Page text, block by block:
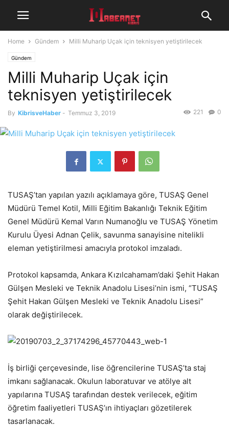
Home Gündem Milli Muharip Uçak için teknisyen yetiştirilecek
Gündem
Milli Muharip Uçak için
teknisyen yetiştirilecek
By KibrisveHaber - Temmuz 3, 2019 0
221
TUSAŞ’tan yapılan yazılı açıklamaya göre, TUSAŞ Genel
Müdürü Temel Kotil, Milli Eğitim Bakanlığı Teknik Eğitim
Genel Müdürü Kemal Varın Numanoğlu ve TUSAŞ Yönetim
Kurulu Üyesi Adnan Çelik, savunma sanayisine nitelikli
eleman yetiştirilmesi amacıyla protokol imzaladı.
Protokol kapsamda, Ankara Kızılcahamam’daki Şehit Hakan
Gülşen Mesleki ve Teknik Anadolu Lisesi’nin ismi, “TUSAŞ
Şehit Hakan Gülşen Mesleki ve Teknik Anadolu Lisesi”
olarak değiştirilecek.
İş birliği çerçevesinde, lise öğrencilerine TUSAŞ’ta staj
imkanı sağlanacak. Okulun laboratuvar ve atölye alt
yapılarına TUSAŞ tarafından destek verilecek, eğitim
öğretim faaliyetleri TUSAŞ’ın ihtiyaçları gözetilerek
tasarlanacak.